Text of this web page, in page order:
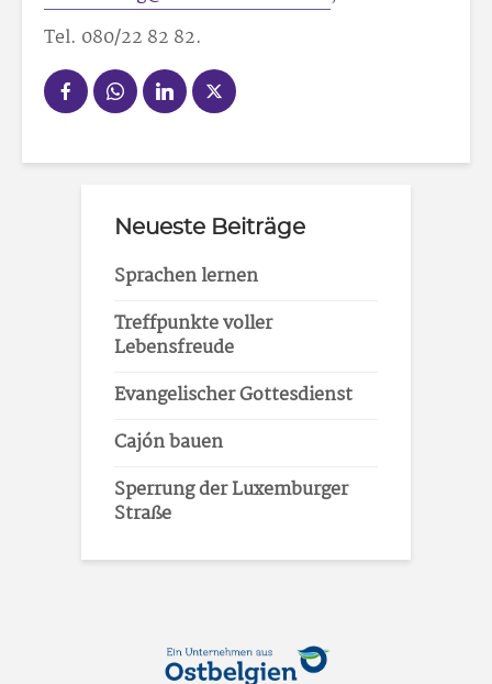
Tel. 080/22 82 82.
Neueste Beiträge
Sprachen lernen
Treffpunkte voller
Lebensfreude
Evangelischer Gottesdienst
Cajón bauen
Sperrung der Luxemburger
Straße